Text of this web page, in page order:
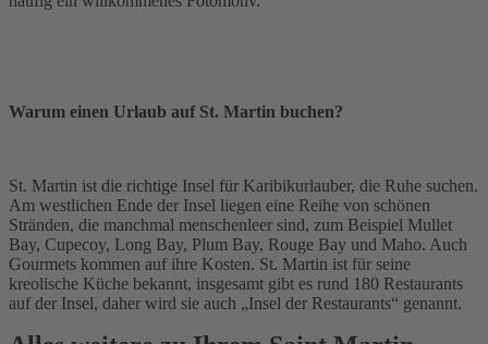
Warum einen Urlaub auf St. Martin buchen?
St. Martin ist die richtige Insel für Karibikurlauber, die Ruhe suchen.
Am westlichen Ende der Insel liegen eine Reihe von schönen
Stränden, die manchmal menschenleer sind, zum Beispiel Mullet
Bay, Cupecoy, Long Bay, Plum Bay, Rouge Bay und Maho. Auch
Gourmets kommen auf ihre Kosten. St. Martin ist für seine
kreolische Küche bekannt, insgesamt gibt es rund 180 Restaurants
auf der Insel, daher wird sie auch „Insel der Restaurants“ genannt.